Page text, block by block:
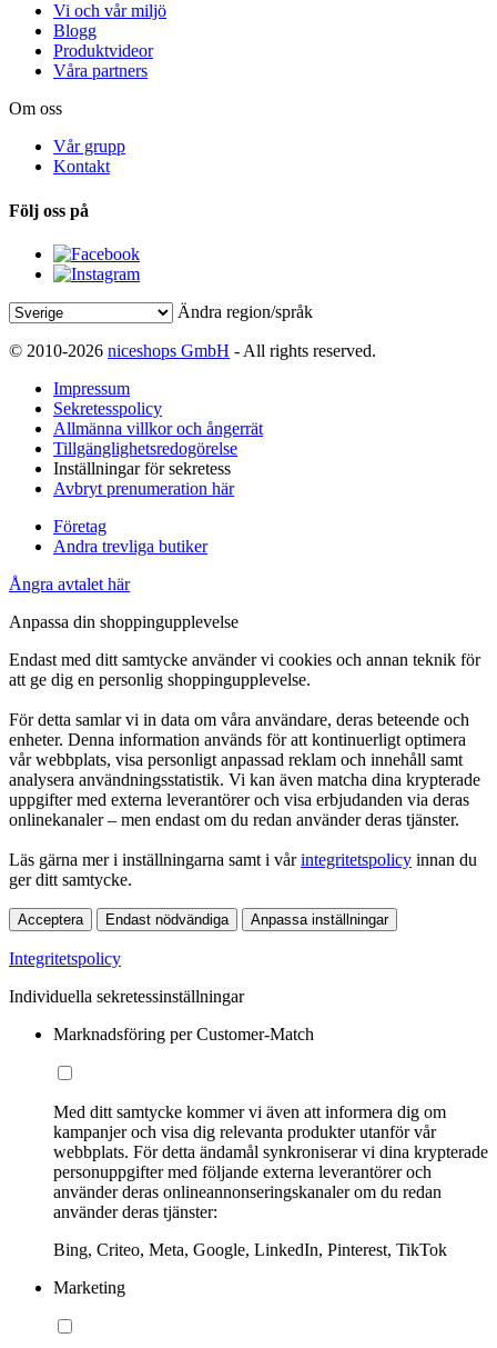
Vi och vår miljö
Blogg
Produktvideor
Våra partners
Om oss
Vår grupp
Kontakt
Följ oss på
Ändra region/språk
© 2010-2026 niceshops GmbH - All rights reserved.
Impressum
Sekretesspolicy
Allmänna villkor och ångerrät
Tillgänglighetsredogörelse
Inställningar för sekretess
Avbryt prenumeration här
Företag
Andra trevliga butiker
Ångra avtalet här
Anpassa din shoppingupplevelse
Endast med ditt samtycke använder vi cookies och annan teknik för
att ge dig en personlig shoppingupplevelse.
För detta samlar vi in data om våra användare, deras beteende och
enheter. Denna information används för att kontinuerligt optimera
vår webbplats, visa personligt anpassad reklam och innehåll samt
analysera användningsstatistik. Vi kan även matcha dina krypterade
uppgifter med externa leverantörer och visa erbjudanden via deras
onlinekanaler – men endast om du redan använder deras tjänster.
Läs gärna mer i inställningarna samt i vårintegritetspolicy innan du
ger ditt samtycke.
Acceptera Endast nödvändiga Anpassa inställningar
Integritetspolicy
Individuella sekretessinställningar
Marknadsföring per Customer-Match
Med ditt samtycke kommer vi även att informera dig om
kampanjer och visa dig relevanta produkter utanför vår
webbplats. För detta ändamål synkroniserar vi dina krypterade
personuppgifter med följande externa leverantörer och
använder deras onlineannonseringskanaler om du redan
använder deras tjänster:
Bing, Criteo, Meta, Google, LinkedIn, Pinterest, TikTok
Marketing